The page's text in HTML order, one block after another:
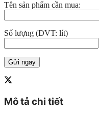
Tên sản phẩm cần mua:
Số lượng (ĐVT: lít)
Mô tả chi tiết